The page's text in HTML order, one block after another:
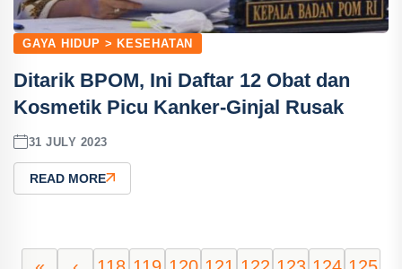
GAYA HIDUP > KESEHATAN
Ditarik BPOM, Ini Daftar 12 Obat dan
Kosmetik Picu Kanker-Ginjal Rusak
31 JULY 2023
READ MORE